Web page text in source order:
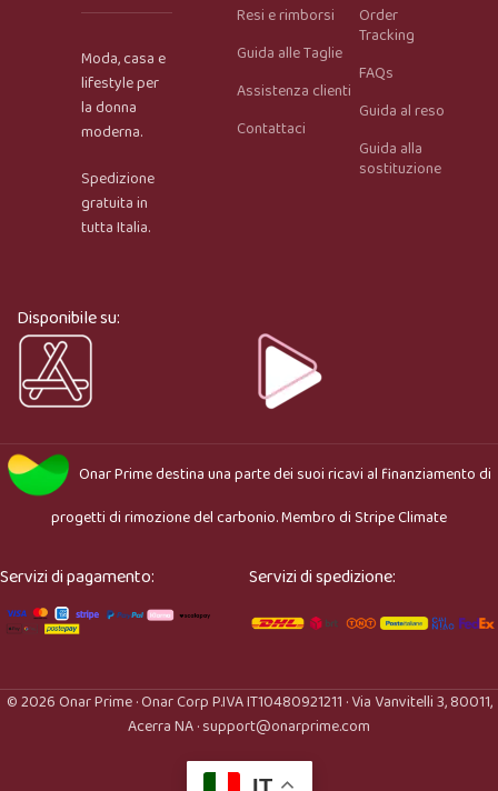
Onar AI Assistant
Moda, casa e
lifestyle per
la donna
moderna.
Spedizione
gratuita in
tutta Italia.
Resi e rimborsi
Guida alle Taglie
Assistenza clienti
Contattaci
Order
Tracking
FAQs
Guida al reso
Guida alla
sostituzione
Disponibile su:
Onar Primedestina una parte dei suoi ricavi al finanziamento di
progetti di rimozione del carbonio. Membro diStripe Climate
Servizi di pagamento: Servizi di spedizione:
© 2026 Onar Prime · Onar Corp P.IVA IT10480921211 · Via Vanvitelli 3, 80011,
Acerra NA · support@onarprime.com